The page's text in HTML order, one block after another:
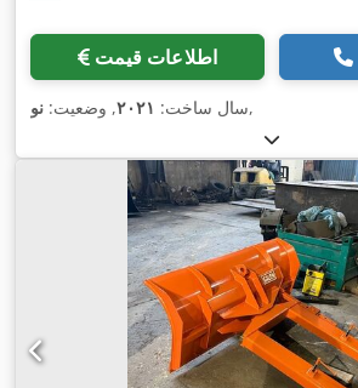
اطلاعات قیمت
سال ساخت: ۲۰۲۱, وضعیت: نو ,